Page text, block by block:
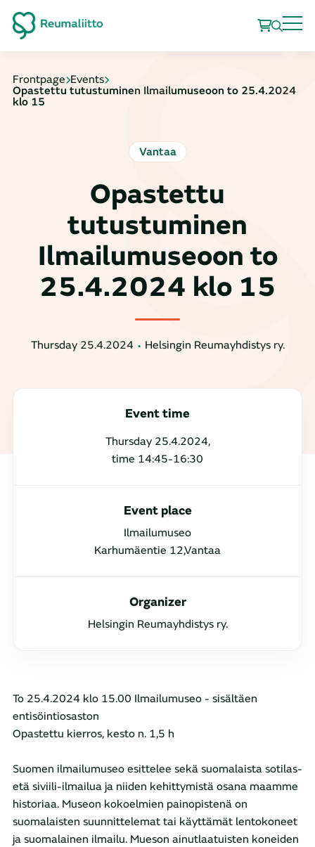
Frontpage Events
Opastettu tutustuminen Ilmailumuseoon to 25.4.2024
klo 15
Vantaa
Opastettu
tutustuminen
Ilmailumuseoon to
25.4.2024 klo 15
Thursday 25.4.2024 Helsingin Reumayhdistys ry.
Event time
Thursday 25.4.2024,
time 14:45-16:30
Event place
Ilmailumuseo
Karhumäentie 12,Vantaa
Organizer
Helsingin Reumayhdistys ry.
To 25.4.2024 klo 15.00 Ilmailumuseo - sisältäen
entisöintiosaston
Opastettu kierros, kesto n. 1,5 h
Suomen ilmailumuseo esittelee sekä suomalaista sotilas-
etä siviili-ilmailua ja niiden kehittymistä osana maamme
historiaa. Museon kokoelmien painopistenä on
suomalaisten suunnittelemat tai käyttämät lentokoneet
ja suomalainen ilmailu. Mueson ainutlaatuisten koneiden